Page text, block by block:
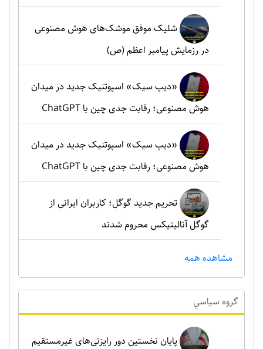
شلیک موفق موشک‌های هوش مصنوعی
در رزمایش پیامبر اعظم (ص)
«دیپ سیک» اسپوتنیک جدید در میدان
هوش مصنوعی؛ رقابت جدی چین با ChatGPT
«دیپ سیک» اسپوتنیک جدید در میدان
هوش مصنوعی؛ رقابت جدی چین با ChatGPT
تحریم جدید گوگل؛ کاربران ایرانی از
گوگل آنالیتیکس محروم شدند
مشاهده همه
گروه سياسي
پایان نخستین دور رایزنی‌های غیرمستقیم